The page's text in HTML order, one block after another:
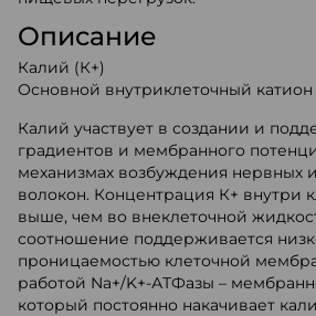
Описание
Калий (К+)
Основной внутриклеточный катион
Калий участвует в создании и
градиентов и мембранного
механизмах возбуждения нервных
волокон. Концентрация К+ внутри
выше, чем во внеклеточной
соотношение поддерживается
проницаемостью клеточной
работой Na+/K+-АТФазы –
который постоянно накачивает